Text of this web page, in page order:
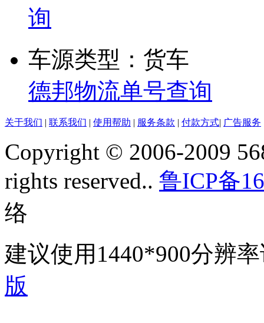
询
车源类型：货车
德邦物流单号查询
关于我们 | 联系我们 | 使用帮助 | 服务条款 | 付款方式| 广告服务
Copyright © 2006-2009
rights reserved.. 鲁ICP备
络
建议使用1440*900分辨
版